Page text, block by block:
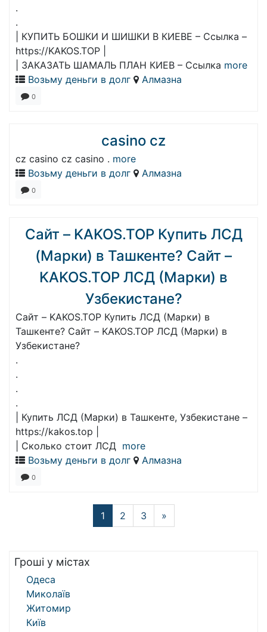
.
.
| КУПИТЬ БОШКИ И ШИШКИ В КИЕВЕ – Ссылка –
https://KAKOS.TOP |
| ЗАКАЗАТЬ ШАМАЛЬ ПЛАН КИЕВ – Ссылка more
Возьму деньги в долг
Алмазна
0
casino cz
cz casino cz casino . more
Возьму деньги в долг
Алмазна
0
Сайт – KAKOS.TOP Купить ЛСД
(Марки) в Ташкенте? Сайт –
KAKOS.TOP ЛСД (Марки) в
Узбекистане?
Сайт – KAKOS.TOP Купить ЛСД (Марки) в
Ташкенте? Сайт – KAKOS.TOP ЛСД (Марки) в
Узбекистане?
.
.
.
.
| Купить ЛСД (Марки) в Ташкенте, Узбекистане –
https://kakos.top |
| Сколько стоит ЛСД more
Возьму деньги в долг
Алмазна
0
1 2 3 »
Гроші у містах
Одеса
Миколаїв
Житомир
Київ